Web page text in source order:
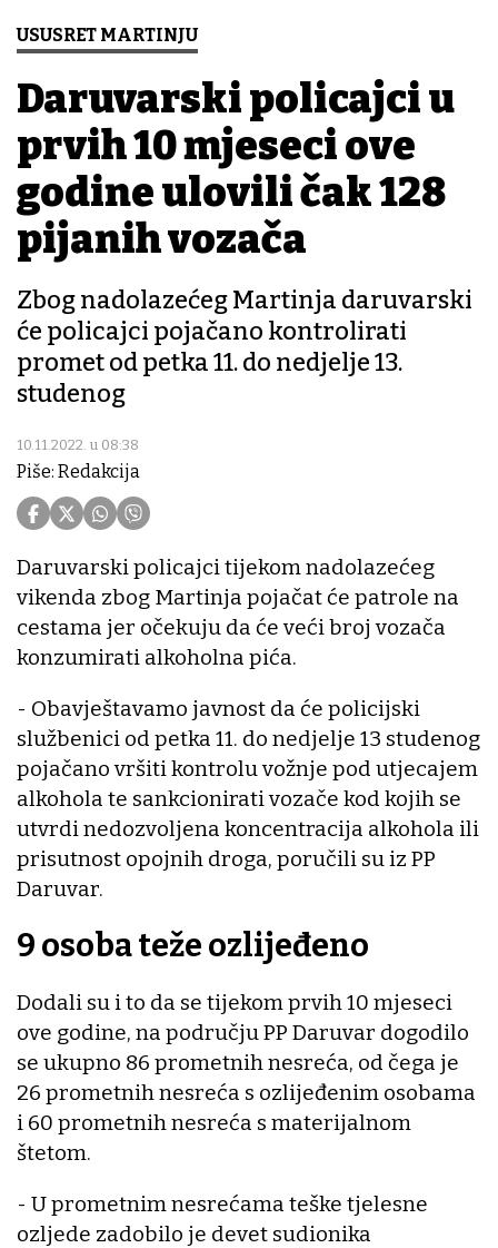
USUSRET MARTINJU
Daruvarski policajci u
prvih 10 mjeseci ove
godine ulovili čak 128
pijanih vozača
Zbog nadolazećeg Martinja daruvarski
će policajci pojačano kontrolirati
promet od petka 11. do nedjelje 13.
studenog
10.11.2022. u 08:38
Piše: Redakcija
Daruvarski policajci tijekom nadolazećeg
vikenda zbog Martinja pojačat će patrole na
cestama jer očekuju da će veći broj vozača
konzumirati alkoholna pića.
- Obavještavamo javnost da će policijski
službenici od petka 11. do nedjelje 13 studenog
pojačano vršiti kontrolu vožnje pod utjecajem
alkohola te sankcionirati vozače kod kojih se
utvrdi nedozvoljena koncentracija alkohola ili
prisutnost opojnih droga, poručili su iz PP
Daruvar.
9 osoba teže ozlijeđeno
Dodali su i to da se tijekom prvih 10 mjeseci
ove godine, na području PP Daruvar dogodilo
se ukupno 86 prometnih nesreća, od čega je
26 prometnih nesreća s ozlijeđenim osobama
i 60 prometnih nesreća s materijalnom
štetom.
- U prometnim nesrećama teške tjelesne
ozljede zadobilo je devet sudionika